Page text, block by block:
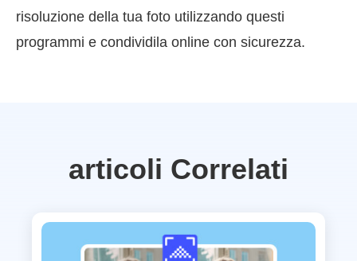
risoluzione della tua foto utilizzando questi
programmi e condividila online con sicurezza.
articoli Correlati